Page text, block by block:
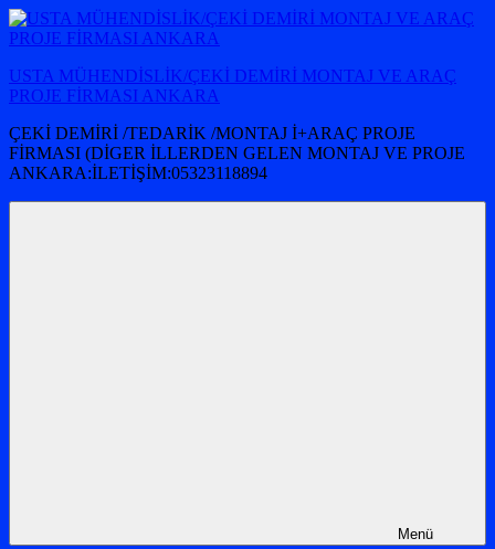
İçeriğe
atla
USTA MÜHENDİSLİK/ÇEKİ DEMİRİ MONTAJ VE ARAÇ
PROJE FİRMASI ANKARA
ÇEKİ DEMİRİ /TEDARİK /MONTAJ İ+ARAÇ PROJE
FİRMASI (DİGER İLLERDEN GELEN MONTAJ VE PROJE
ANKARA:İLETİŞİM:05323118894
Menü